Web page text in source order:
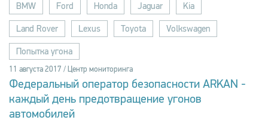
BMW Ford Honda Jaguar Kia
Land Rover Lexus Toyota Volkswagen
Попытка угона
11 августа 2017 / Центр мониторинга
Федеральный оператор безопасности ARKAN -
каждый день предотвращение угонов
автомобилей